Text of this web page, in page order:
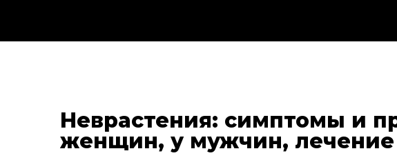
Неврастения: симптомы и
женщин, у мужчин, лечение